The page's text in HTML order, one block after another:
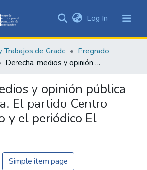
&
Collections
Statistics
Log In (current)
Trabajos de Grado
Pregrado
Derecha, medios y opinión pública en Colombia. El partido Centro Democrático y el periódico El Tiempo
y opinión pública
El partido Centro
y el periódico El
Simple item page